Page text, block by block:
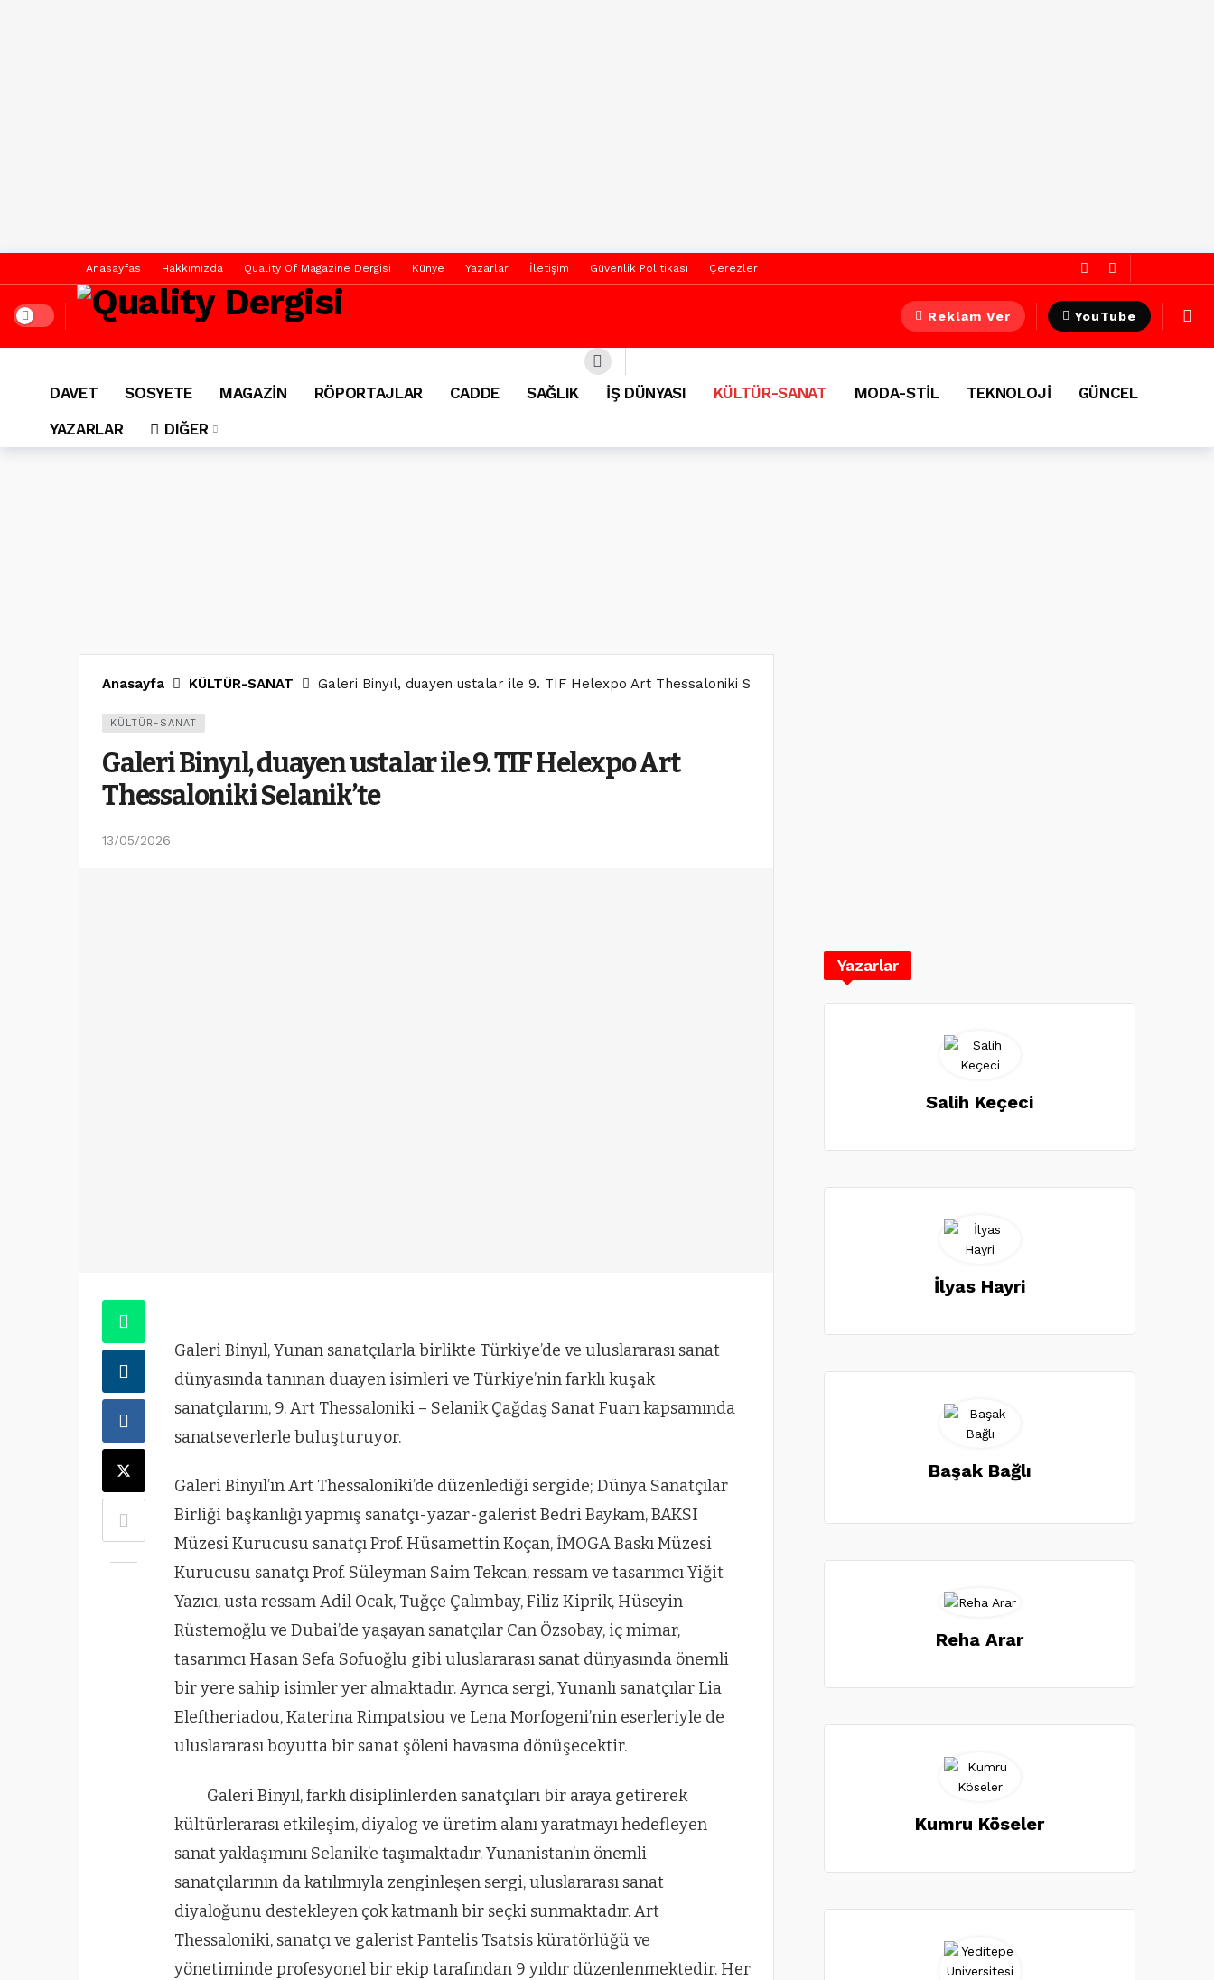
Anasayfas Hakkımızda Quality Of Magazine Dergisi Künye Yazarlar İletişim Güvenlik Politikası Çerezler
Dark mode Reklam Ver YouTube
DAVET SOSYETE MAGAZİN RÖPORTAJLAR CADDE SAĞLIK İŞ DÜNYASI KÜLTÜR-SANAT MODA-STİL TEKNOLOJİ
GÜNCEL
YAZARLAR
DIĞER
Anasayfa KÜLTÜR-SANAT Galeri Binyıl, duayen ustalar ile 9. TIF Helexpo Art Thessaloniki Selanik’te
KÜLTÜR-SANAT
Galeri Binyıl, duayen ustalar ile 9. TIF Helexpo Art
Thessaloniki Selanik’te
13/05/2026
Galeri Binyıl, Yunan sanatçılarla birlikte Türkiye’de ve uluslararası sanat
dünyasında tanınan duayen isimleri ve Türkiye’nin farklı kuşak
sanatçılarını, 9. Art Thessaloniki – Selanik Çağdaş Sanat Fuarı kapsamında
sanatseverlerle buluşturuyor.
Galeri Binyıl’ın Art Thessaloniki’de düzenlediği sergide; Dünya Sanatçılar
Birliği başkanlığı yapmış sanatçı-yazar-galerist Bedri Baykam, BAKSI
Müzesi Kurucusu sanatçı Prof. Hüsamettin Koçan, İMOGA Baskı Müzesi
Kurucusu sanatçı Prof. Süleyman Saim Tekcan, ressam ve tasarımcı Yiğit
Yazıcı, usta ressam Adil Ocak, Tuğçe Çalımbay, Filiz Kiprik, Hüseyin
Rüstemoğlu ve Dubai’de yaşayan sanatçılar Can Özsobay, iç mimar,
tasarımcı Hasan Sefa Sofuoğlu gibi uluslararası sanat dünyasında önemli
bir yere sahip isimler yer almaktadır. Ayrıca sergi, Yunanlı sanatçılar Lia
Eleftheriadou, Katerina Rimpatsiou ve Lena Morfogeni’nin eserleriyle de
uluslararası boyutta bir sanat şöleni havasına dönüşecektir.
Galeri Binyıl, farklı disiplinlerden sanatçıları bir araya getirerek
kültürlerarası etkileşim, diyalog ve üretim alanı yaratmayı hedefleyen
sanat yaklaşımını Selanik’e taşımaktadır. Yunanistan’ın önemli
sanatçılarının da katılımıyla zenginleşen sergi, uluslararası sanat
diyaloğunu destekleyen çok katmanlı bir seçki sunmaktadır. Art
Thessaloniki, sanatçı ve galerist Pantelis Tsatsis küratörlüğü ve
yönetiminde profesyonel bir ekip tarafından 9 yıldır düzenlenmektedir. Her
Yazarlar
Salih Keçeci
İlyas Hayri
Başak Bağlı
Reha Arar
Kumru Köseler